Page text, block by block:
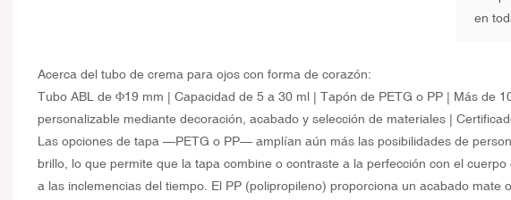
en
Acerca del tubo de crema para ojos con forma de corazón:
Tubo ABL de Φ19 mm | Capacidad de 5 a 30 ml | Tapón de PETG o PP | Más de
personalizable mediante decoración, acabado y selección de materiales |
Las opciones de tapa —PETG o PP— amplían aún más las posibilidades de
brillo, lo que permite que la tapa combine o contraste a la perfección con el
a las inclemencias del tiempo. El PP (polipropileno) proporciona un acabado